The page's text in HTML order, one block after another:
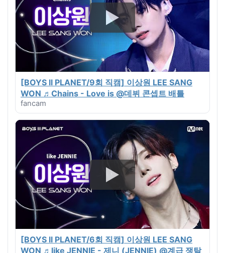
[BOYS ll PLANET/9회 직캠] 이상원 LEE SANG
WON ♬Chains - Love is @데뷔 콘셉트 배틀
fancam
[BOYS ll PLANET/6회 직캠] 이상원 LEE SANG
WON ♬like JENNIE - 제니 (JENNIE) @계급 쟁탈